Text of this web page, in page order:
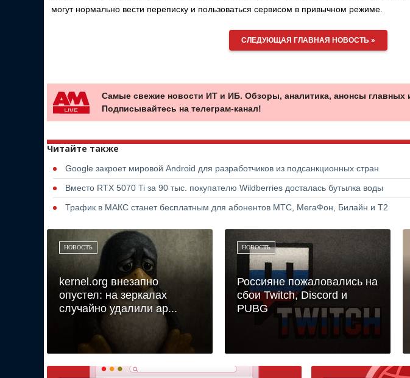
могут нормально вести переписку и пользоваться сервисом в привычном режиме.
СЛЕДУЮЩАЯ ГЛАВНАЯ НОВОСТЬ »
Самые свежие новости ИТ и ИБ. Обзоры, аналитика, анонсы главных
Подписывайтесь на телеграм-канал!
Читайте также
Google закроет мировой Android для разработчиков из подсанкционных стран
Вместо RTX 5070 Ti за 90 тыс. покупателю Wildberries досталась бутылка воды
Трафик в МАКС станет бесплатным для абонентов МТС, МегаФон, Билайн и Т2
НОВОСТЬ
kernel.org внезапно
опустел: на зеркалах
случайно удалили ар...
НОВОСТЬ
Россияне пожаловались на
сбои Twitch, Discord и
PUBG